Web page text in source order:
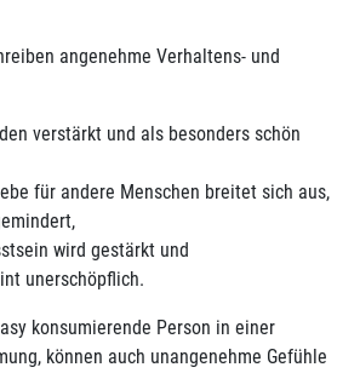
angenehme Verhaltens- und
verstärkt und als besonders schön
für andere Menschen breitet sich aus,
wird gestärkt und
unerschöpflich.
konsumierende Person in einer
können auch unangenehme Gefühle